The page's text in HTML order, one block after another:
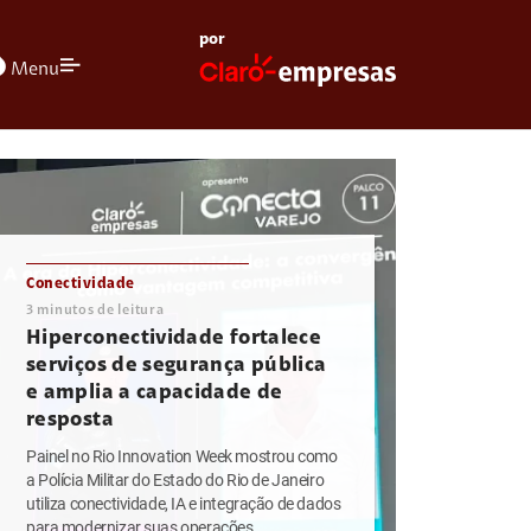
Menu
por
Conectividade
3 minutos de leitura
Hiperconectividade fortalece
serviços de segurança pública
e amplia a capacidade de
resposta
Painel no Rio Innovation Week mostrou como
a Polícia Militar do Estado do Rio de Janeiro
utiliza conectividade, IA e integração de dados